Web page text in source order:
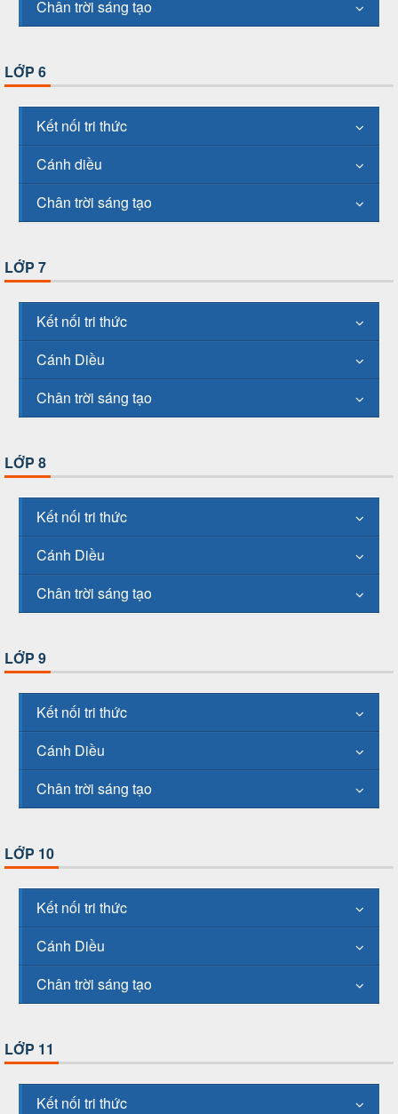
Chân trời sáng tạo
LỚP 6
Kết nối tri thức
Cánh diều
Chân trời sáng tạo
LỚP 7
Kết nối tri thức
Cánh Diều
Chân trời sáng tạo
LỚP 8
Kết nối tri thức
Cánh Diều
Chân trời sáng tạo
LỚP 9
Kết nối tri thức
Cánh Diều
Chân trời sáng tạo
LỚP 10
Kết nối tri thức
Cánh Diều
Chân trời sáng tạo
LỚP 11
Kết nối tri thức